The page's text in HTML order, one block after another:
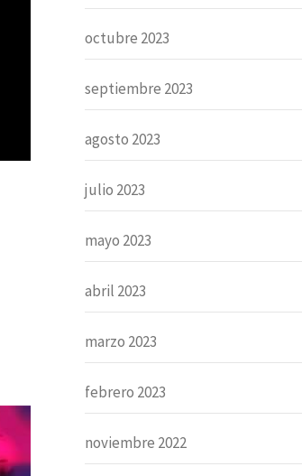
octubre 2023
septiembre 2023
agosto 2023
julio 2023
mayo 2023
abril 2023
marzo 2023
febrero 2023
noviembre 2022